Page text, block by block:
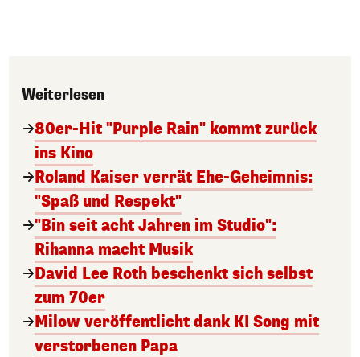
Weiterlesen
80er-Hit "Purple Rain" kommt zurück
ins Kino
Roland Kaiser verrät Ehe-Geheimnis:
"Spaß und Respekt"
"Bin seit acht Jahren im Studio":
Rihanna macht Musik
David Lee Roth beschenkt sich selbst
zum 70er
Milow veröffentlicht dank KI Song mit
verstorbenen Papa